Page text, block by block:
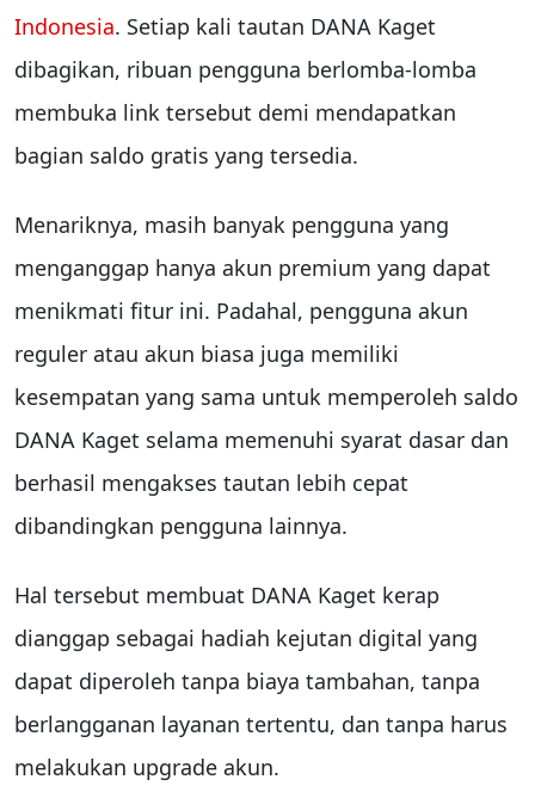
Indonesia. Setiap kali tautan DANA Kaget
dibagikan, ribuan pengguna berlomba-lomba
membuka link tersebut demi mendapatkan
bagian saldo gratis yang tersedia.
Menariknya, masih banyak pengguna yang
menganggap hanya akun premium yang dapat
menikmati fitur ini. Padahal, pengguna akun
reguler atau akun biasa juga memiliki
kesempatan yang sama untuk memperoleh saldo
DANA Kaget selama memenuhi syarat dasar dan
berhasil mengakses tautan lebih cepat
dibandingkan pengguna lainnya.
Hal tersebut membuat DANA Kaget kerap
dianggap sebagai hadiah kejutan digital yang
dapat diperoleh tanpa biaya tambahan, tanpa
berlangganan layanan tertentu, dan tanpa harus
melakukan upgrade akun.